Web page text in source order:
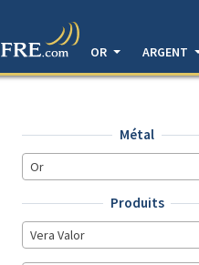
OR
ARGENT
Métal
Or
Produits
Vera Valor